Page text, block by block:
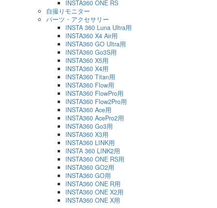
INSTA360 ONE RS
自撮りモニター
パーツ・アクセサリー
INSTA 360 Luna Ultra用
INSTA360 X4 Air用
INSTA360 GO Ultra用
INSTA360 Go3S用
INSTA360 X5用
INSTA360 X4用
INSTA360 Titan用
INSTA360 Flow用
INSTA360 FlowPro用
INSTA360 Flow2Pro用
INSTA360 Ace用
INSTA360 AcePro2用
INSTA360 Go3用
INSTA360 X3用
INSTA360 LINK用
INSTA 360 LINK2用
INSTA360 ONE RS用
INSTA360 GO2用
INSTA360 GO用
INSTA360 ONE R用
INSTA360 ONE X2用
INSTA360 ONE X用